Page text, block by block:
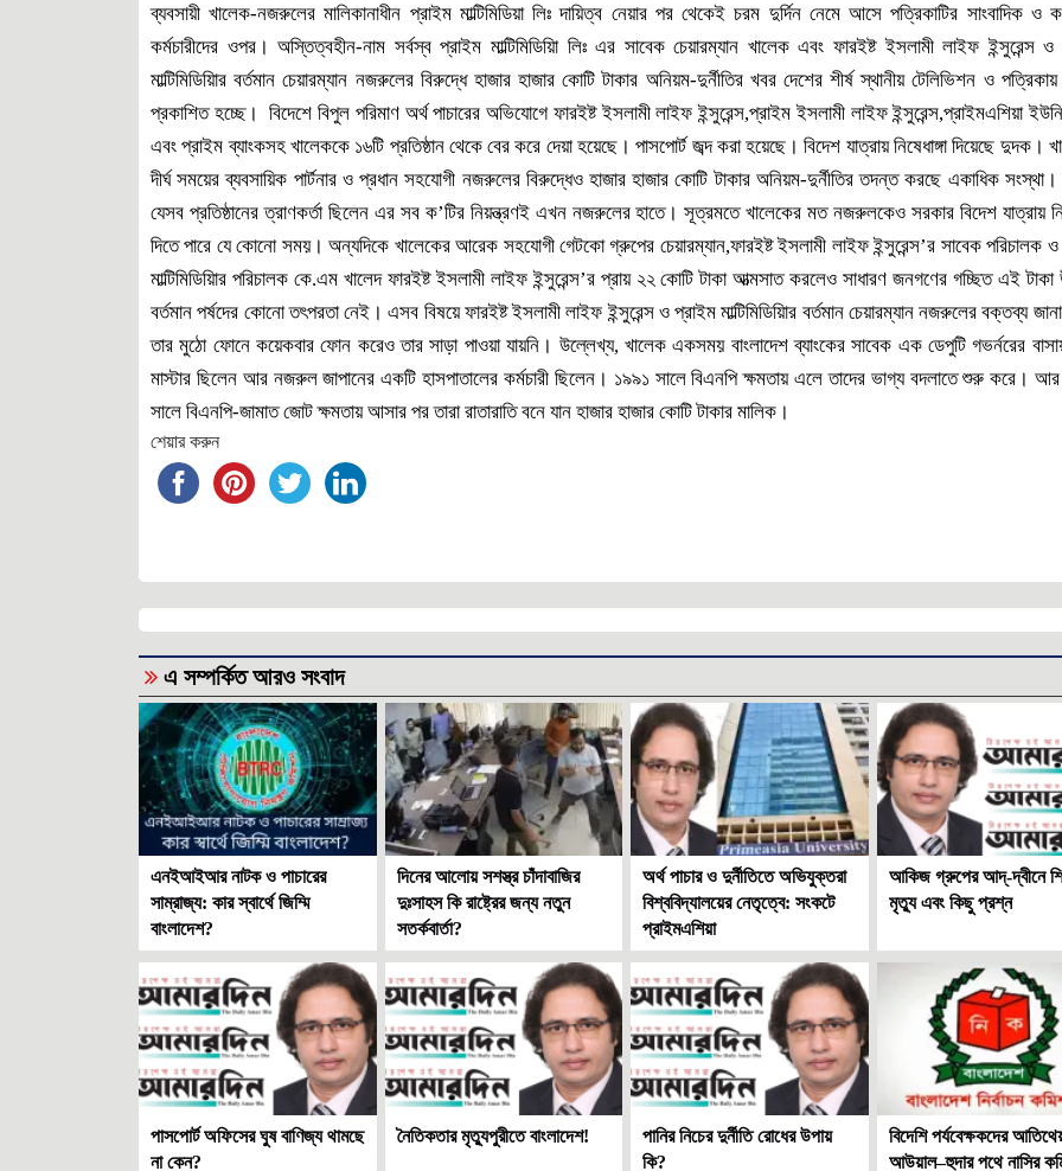
ব্যবসায়ী খালেক-নজরুলের মালিকানাধীন প্রাইম মাল্টিমিডিয়া লিঃ দায়িত্ব নেয়ার পর থেকেই চরম দুর্দিন নেমে আসে পত্রিকাটির সাংবাদিক ও
কর্মচারীদের ওপর। অস্তিত্বহীন-নাম সর্বস্ব প্রাইম মাল্টিমিডিয়িা লিঃ এর সাবেক চেয়ারম্যান খালেক এবং ফারইষ্ট ইসলামী লাইফ ইন্সুরেন্স
মাল্টিমিডিয়িার বর্তমান চেয়ারম্যান নজরুলের বিরুদ্ধে হাজার হাজার কোটি টাকার অনিয়ম-দুর্নীতির খবর দেশের শীর্ষ স্থানীয় টেলিভিশন ও
প্রকাশিত হচ্ছে। বিদেশে বিপুল পরিমাণ অর্থ পাচারের অভিযোগে ফারইষ্ট ইসলামী লাইফ ইন্সুরেন্স,প্রাইম ইসলামী লাইফ ইন্সুরেন্স,প্রাইমএশিয়া
এবং প্রাইম ব্যাংকসহ খালেককে ১৬টি প্রতিষ্ঠান থেকে বের করে দেয়া হয়েছে। পাসপোর্ট জব্দ করা হয়েছে। বিদেশ যাত্রায় নিষেধাঙ্গা দিয়েছে দুদক।
দীর্ঘ সময়ের ব্যবসায়িক পার্টনার ও প্রধান সহযোগী নজরুলের বিরুদ্ধেও হাজার হাজার কোটি টাকার অনিয়ম-দুর্নীতির তদন্ত করছে একাধিক
যেসব প্রতিষ্ঠানের ত্রাণকর্তা ছিলেন এর সব ক’টির নিয়ন্ত্রণই এখন নজরুলের হাতে। সূত্রমতে খালেকের মত নজরুলকেও সরকার বিদেশ যাত্রায়
দিতে পারে যে কোনো সময়। অন্যদিকে খালেকের আরেক সহযোগী গেটকো গ্রুপের চেয়ারম্যান,ফারইষ্ট ইসলামী লাইফ ইন্সুরেন্স’র সাবেক পরিচালক
মাল্টিমিডিয়িার পরিচালক কে.এম খালেদ ফারইষ্ট ইসলামী লাইফ ইন্সুরেন্স’র প্রায় ২২ কোটি টাকা আত্মসাত করলেও সাধারণ জনগণের গচ্ছিত এই টাকা
বর্তমান পর্ষদের কোনো তৎপরতা নেই। এসব বিষয়ে ফারইষ্ট ইসলামী লাইফ ইন্সুরেন্স ও প্রাইম মাল্টিমিডিয়িার বর্তমান চেয়ারম্যান নজরুলের বক্তব্য
তার মুঠো ফোনে কয়েকবার ফোন করেও তার সাড়া পাওয়া যায়নি। উল্লেখ্য, খালেক একসময় বাংলাদেশ ব্যাংকের সাবেক এক ডেপুটি গভর্নরের
মাস্টার ছিলেন আর নজরুল জাপানের একটি হাসপাতালের কর্মচারী ছিলেন। ১৯৯১ সালে বিএনপি ক্ষমতায় এলে তাদের ভাগ্য বদলাতে শুরু করে।
সালে বিএনপি-জামাত জোট ক্ষমতায় আসার পর তারা রাতারাতি বনে যান হাজার হাজার কোটি টাকার মালিক।
শেয়ার করুন
এ সম্পর্কিত আরও সংবাদ
এনইআইআর নাটক ও পাচারের
সাম্রাজ্য: কার স্বার্থে জিম্মি
বাংলাদেশ?
দিনের আলোয় সশস্ত্র চাঁদাবাজির
দুঃসাহস কি রাষ্ট্রের জন্য নতুন
সতর্কবার্তা?
অর্থ পাচার ও দুর্নীতিতে অভিযুক্তরা
বিশ্ববিদ্যালয়ের নেতৃত্বে: সংকটে
প্রাইমএশিয়া
আকিজ গ্রুপের আদ্-দ্বীনে
মৃত্যু এবং কিছু প্রশ্ন
পাসপোর্ট অফিসের ঘুষ বাণিজ্য থামছে
না কেন?
নৈতিকতার মৃত্যুপুরীতে বাংলাদেশ!
পানির নিচের দুর্নীতি রোধের উপায়
কি?
বিদেশি পর্যবেক্ষকদের
আউয়াল–হুদার পথে নাসির